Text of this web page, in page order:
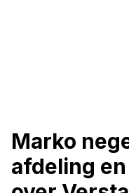
Marko
afdeling